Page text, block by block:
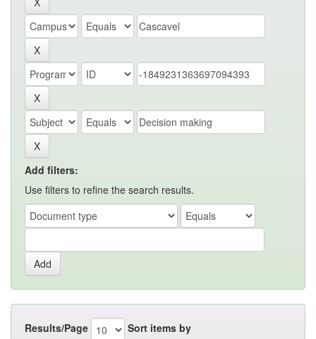
Add filters:
Use filters to refine the search results.
Results/Page Sort items by